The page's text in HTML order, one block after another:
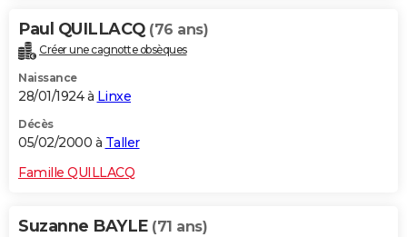
Paul QUILLACQ (76 ans)
Créer une cagnotte obsèques
Naissance
28/01/1924 à Linxe
Décès
05/02/2000 à Taller
Famille QUILLACQ
Suzanne BAYLE (71 ans)